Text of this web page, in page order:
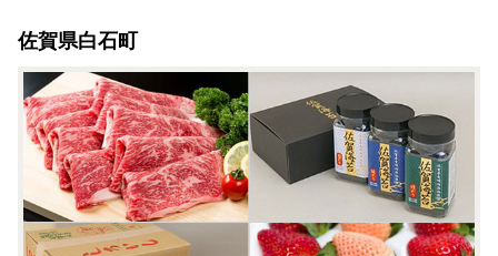
佐賀県白石町